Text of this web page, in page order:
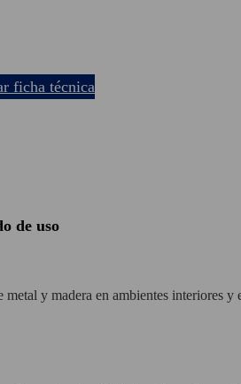
ficha técnica
de uso
y madera en ambientes interiores